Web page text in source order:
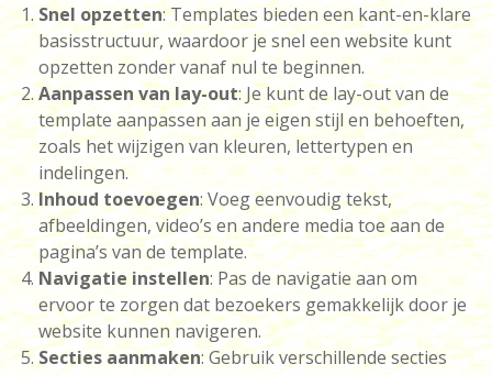
Snel opzetten: Templates bieden een kant-en-klare
basisstructuur, waardoor je snel een website kunt
opzetten zonder vanaf nul te beginnen.
Aanpassen van lay-out: Je kunt de lay-out van de
template aanpassen aan je eigen stijl en behoeften,
zoals het wijzigen van kleuren, lettertypen en
indelingen.
Inhoud toevoegen: Voeg eenvoudig tekst,
afbeeldingen, video’s en andere media toe aan de
pagina’s van de template.
Navigatie instellen: Pas de navigatie aan om
ervoor te zorgen dat bezoekers gemakkelijk door je
website kunnen navigeren.
Secties aanmaken: Gebruik verschillende secties